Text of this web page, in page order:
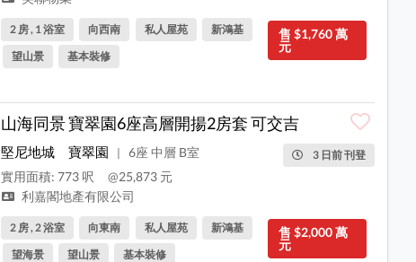
售 $1,760 萬
元
2 房 , 1 浴室 向西南 私人屋苑
新鴻基
望山景
基本裝修
山海同景 寶翠園6座高層開揚2房套 可交吉
3 日前 刊登
堅尼地城 寶翠園 |
6座 中層 B室
實用面積: 773 呎
@25,873 元
利嘉閣地產有限公司
售 $2,000 萬
元
2 房 , 2 浴室 向東南 私人屋苑
新鴻基
望海景
望山景 基本裝修